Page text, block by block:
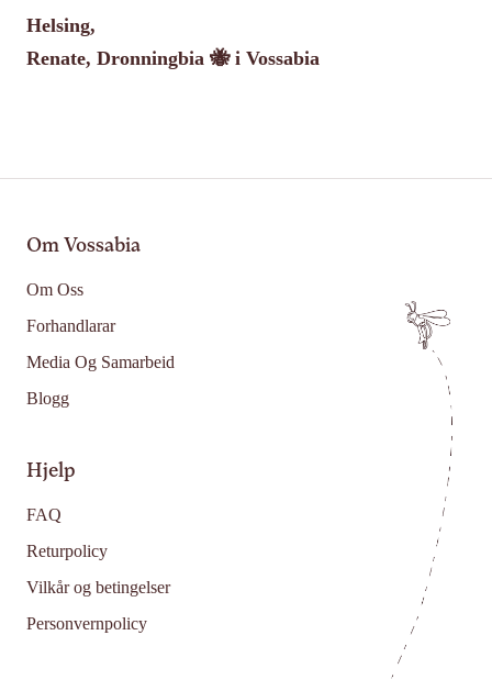
Helsing,
Renate, Dronningbia 🐝 i Vossabia
Om Vossabia
Om Oss
Forhandlarar
Media Og Samarbeid
Blogg
Hjelp
FAQ
Returpolicy
Vilkår og betingelser
Personvernpolicy